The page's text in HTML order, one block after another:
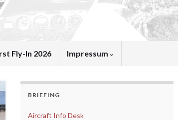
Fly-In 2026 Impressum
BRIEFING
Aircraft Info Desk